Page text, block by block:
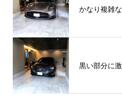
かなり複雑
黒い部分に